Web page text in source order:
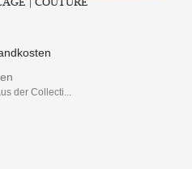
der Collecti...